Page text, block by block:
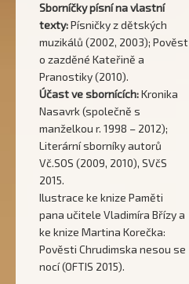
Sborníčky písní na vlastní
texty:Písničky z dětských
muzikálů (2002, 2003); Pověst
o zazděné Kateřině a
Pranostiky (2010).
Účast ve sbornících:Kronika
Nasavrk (společně s
manželkou r. 1998 – 2012);
Literární sborníky autorů
Vč.SOS (2009, 2010), SVčS
2015.
Ilustrace ke knize Paměti
pana učitele Vladimíra Břízy a
ke knize Martina Korečka:
Pověsti Chrudimska nesou se
nocí (OFTIS 2015).